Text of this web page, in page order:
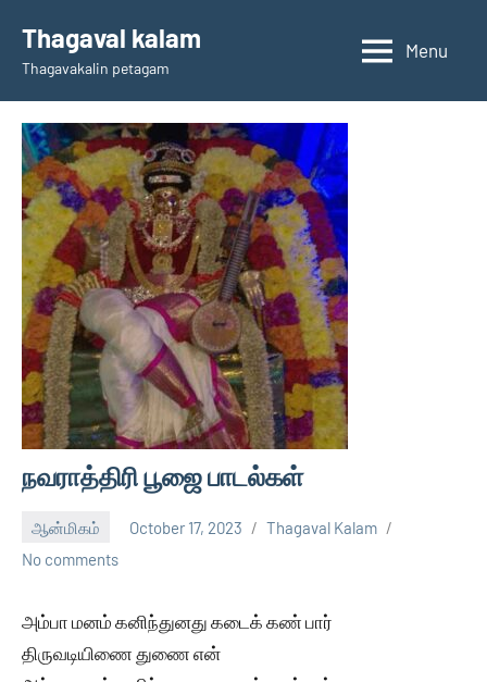
content
Thagaval kalam
Thagavakalin petagam
Menu
நவராத்திரி பூஜை பாடல்கள்
ஆன்மிகம் October 17, 2023
Thagaval Kalam
No comments
அம்பா மனம் கனிந்துனது கடைக் கண் பார்
திருவடியிணை துணை என்